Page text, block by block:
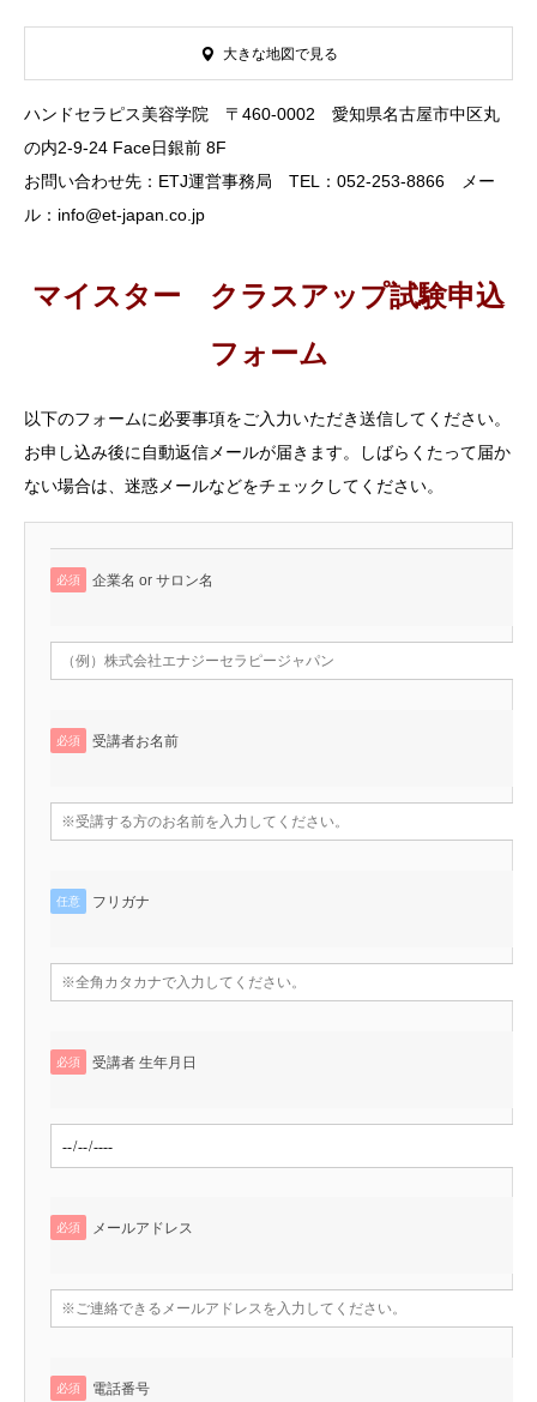
ハンドセラピス美容学院 〒460-0002 愛知県名古屋市中区丸
の内2-9-24 Face日銀前 8F
お問い合わせ先：ETJ運営事務局 TEL：052-253-8866 メー
ル：info@et-japan.co.jp
大きな地図で見る
マイスター クラスアップ試験申込
フォーム
以下のフォームに必要事項をご入力いただき送信してください。
お申し込み後に自動返信メールが届きます。しばらくたって届か
ない場合は、迷惑メールなどをチェックしてください。
必須 企業名 or サロン名
必須 受講者お名前
任意 フリガナ
必須 受講者 生年月日
必須 メールアドレス
必須 電話番号